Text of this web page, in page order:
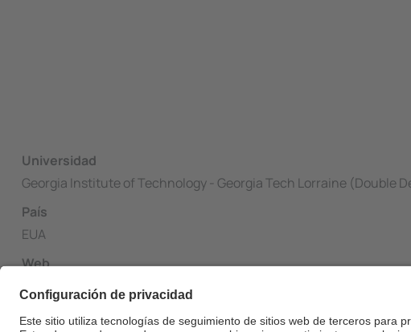
Universidad
Georgia Institute of Technology - Georgia Tech Lorraine (Double
País
EUA
Web
https://europe.gatech.edu/en/graduate-eligibility-applying/new-